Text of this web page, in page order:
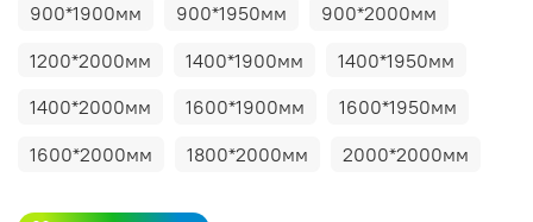
900*1900мм
900*1950мм
900*2000мм
1200*2000мм
1400*1900мм
1400*1950мм
1400*2000мм
1600*1900мм
1600*1950мм
1600*2000мм
1800*2000мм 2000*2000мм